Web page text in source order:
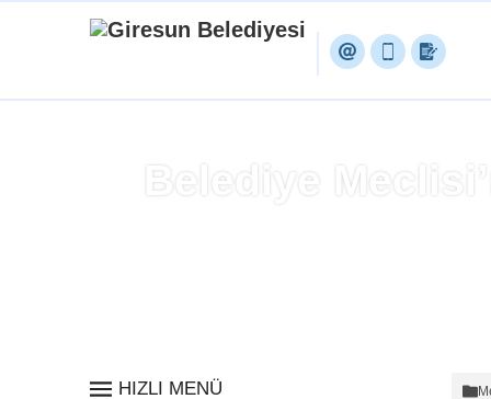
Belediye
HIZLI MENÜ